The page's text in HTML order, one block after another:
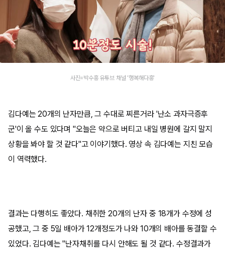
사진=박수홍 유튜브 채널 '행복해다홍'
김다예는 20개의 난자만큼, 그 수대로 찌른거라 '난소 과자극증후
군'이 올 수도 있다며 "오늘은 약으로 버티고 내일 병원에 갈지 말지
상황을 봐야 할 것 같다"고 이야기했다. 영상 속 김다예는 지친 모습
이 역력했다.
결과는 다행히도 좋았다. 채취한 20개의 난자 중 18개가 수정에 성
공했고, 그 중 5일 배아가 12개정도가 나와 10개의 배아를 동결할 수
있었다. 김다예는 "난자채취를 다시 안해도 될 것 같다. 수정결과가